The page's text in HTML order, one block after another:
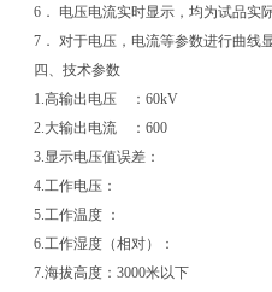
6． 电压电流实时显示，均为试品实
7． 对于电压，电流等参数进行曲线
四、技术参数
1.高输出电压 ：60kV
2.大输出电流 ：600
3.显示电压值误差：
4.工作电压：
5.工作温度 ：
6.工作湿度（相对）：
7.海拔高度：3000米以下